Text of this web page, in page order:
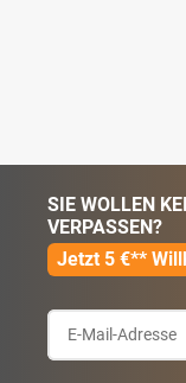
SIE WOLLEN
VERPASSEN?
Jetzt 5 €**